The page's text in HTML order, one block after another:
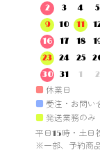
2
3 4 5
9
10 11
16
17 18
23
24 25
30
31 1 2
■ 休業日
■ 受注・お問い
■ 発送業務のみ
平日15時・土日
※一部、予約商